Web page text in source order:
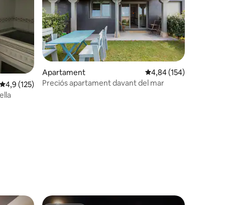
4,9 de puntuació mitjana d'un total de 5; 125 avaluacions
4,9 (125)
Apartament 4,84 de puntuació
4,84 (154)
Preciós apartament davant del mar